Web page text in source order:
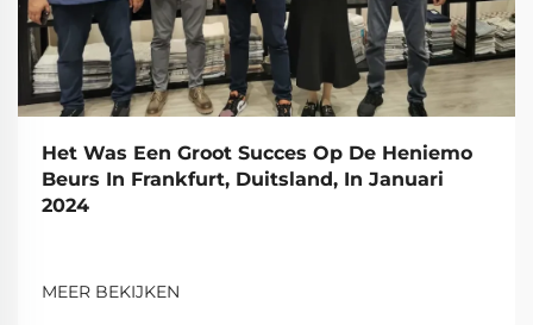
Het Was Een Groot Succes Op De Heniemo
Beurs In Frankfurt, Duitsland, In Januari
2024
MEER BEKIJKEN